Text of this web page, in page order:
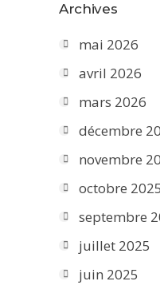
Archives
mai 2026
avril 2026
mars 2026
décembre
novembre
octobre 2025
septembre
juillet 2025
juin 2025